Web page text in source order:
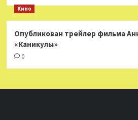
Кино
Опубликован трейлер фильма
«Каникулы»
0